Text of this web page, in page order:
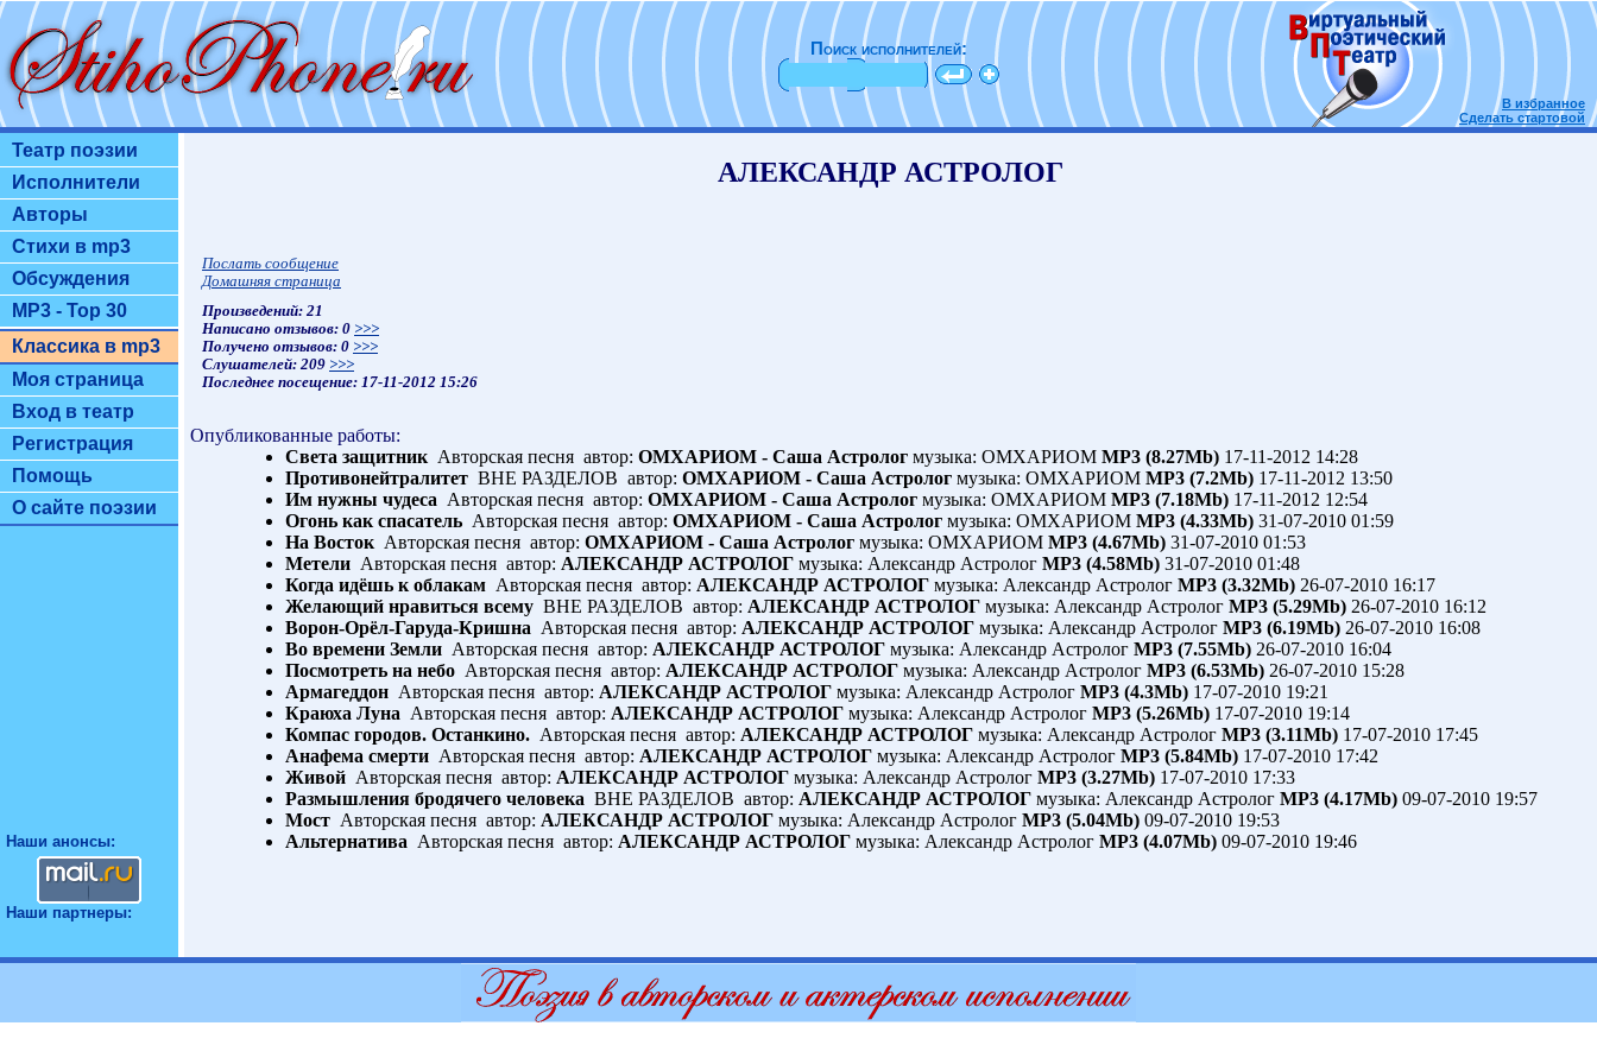
Поиск исполнителей:
В избранное
Сделать стартовой
Театр поэзии
Исполнители
Авторы
Стихи в mp3
Обсуждения
MP3 - Top 30
Классика в mp3
Моя страница
Вход в театр
Регистрация
Помощь
О сайте поэзии
Наши анонсы:
Наши партнеры:
АЛЕКСАНДР АСТРОЛОГ
Послать сообщение
Домашняя страница
Произведений: 21
Написано отзывов: 0 >>>
Получено отзывов: 0 >>>
Слушателей: 209 >>>
Последнее посещение: 17-11-2012 15:26
Опубликованные работы:
Света защитник Авторская песня автор: ОМХАРИОМ - Саша Астролог музыка: ОМХАРИОМ MP3 (8.27Mb) 17-11-2012 14:28
Противонейтралитет ВНЕ РАЗДЕЛОВ автор: ОМХАРИОМ - Саша Астролог музыка: ОМХАРИОМ MP3 (7.2Mb) 17-11-2012 13:50
Им нужны чудеса Авторская песня автор: ОМХАРИОМ - Саша Астролог музыка: ОМХАРИОМ MP3 (7.18Mb) 17-11-2012 12:54
Огонь как спасатель Авторская песня автор: ОМХАРИОМ - Саша Астролог музыка: ОМХАРИОМ MP3 (4.33Mb) 31-07-2010 01:59
На Восток Авторская песня автор: ОМХАРИОМ - Саша Астролог музыка: ОМХАРИОМ MP3 (4.67Mb) 31-07-2010 01:53
Метели Авторская песня автор: АЛЕКСАНДР АСТРОЛОГ музыка: Александр Астролог MP3 (4.58Mb) 31-07-2010 01:48
Когда идёшь к облакам Авторская песня автор: АЛЕКСАНДР АСТРОЛОГ музыка: Александр Астролог MP3 (3.32Mb) 26-07-2010 16:17
Желающий нравиться всему ВНЕ РАЗДЕЛОВ автор: АЛЕКСАНДР АСТРОЛОГ музыка: Александр Астролог MP3 (5.29Mb) 26-07-2010 16:12
Ворон-Орёл-Гаруда-Кришна Авторская песня автор: АЛЕКСАНДР АСТРОЛОГ музыка: Александр Астролог MP3 (6.19Mb) 26-07-2010 16:08
Во времени Земли Авторская песня автор: АЛЕКСАНДР АСТРОЛОГ музыка: Александр Астролог MP3 (7.55Mb) 26-07-2010 16:04
Посмотреть на небо Авторская песня автор: АЛЕКСАНДР АСТРОЛОГ музыка: Александр Астролог MP3 (6.53Mb) 26-07-2010 15:28
Армагеддон Авторская песня автор: АЛЕКСАНДР АСТРОЛОГ музыка: Александр Астролог MP3 (4.3Mb) 17-07-2010 19:21
Краюха Луна Авторская песня автор: АЛЕКСАНДР АСТРОЛОГ музыка: Александр Астролог MP3 (5.26Mb) 17-07-2010 19:14
Компас городов. Останкино. Авторская песня автор: АЛЕКСАНДР АСТРОЛОГ музыка: Александр Астролог MP3 (3.11Mb) 17-07-2010 17:45
Анафема смерти Авторская песня автор: АЛЕКСАНДР АСТРОЛОГ музыка: Александр Астролог MP3 (5.84Mb) 17-07-2010 17:42
Живой Авторская песня автор: АЛЕКСАНДР АСТРОЛОГ музыка: Александр Астролог MP3 (3.27Mb) 17-07-2010 17:33
Размышления бродячего человека ВНЕ РАЗДЕЛОВ автор: АЛЕКСАНДР АСТРОЛОГ музыка: Александр Астролог MP3 (4.17Mb) 09-07-2010 19:57
Мост Авторская песня автор: АЛЕКСАНДР АСТРОЛОГ музыка: Александр Астролог MP3 (5.04Mb) 09-07-2010 19:53
Альтернатива Авторская песня автор: АЛЕКСАНДР АСТРОЛОГ музыка: Александр Астролог MP3 (4.07Mb) 09-07-2010 19:46